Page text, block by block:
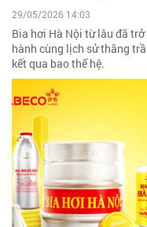
29/05/2026 14:03
Bia hơi Hà Nội từ lâu đã
hành cùng lịch sử thăng
kết qua bao thế hệ.